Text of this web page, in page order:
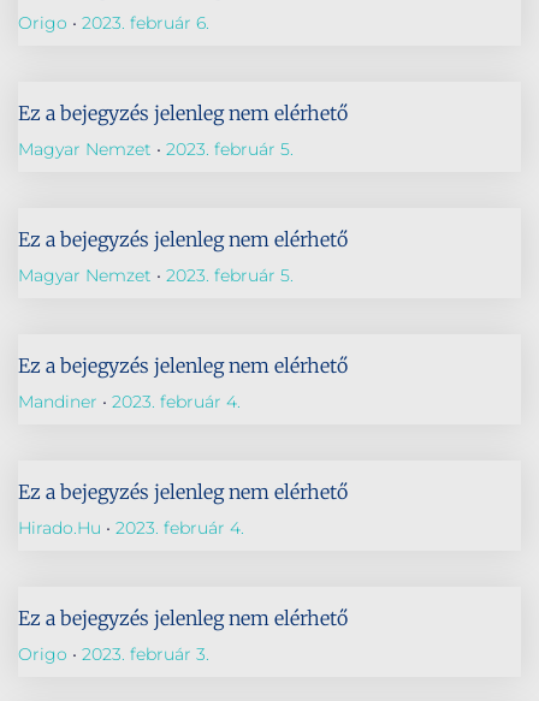
Origo 2023. február 6.
Ez a bejegyzés jelenleg nem elérhető
Magyar Nemzet 2023. február 5.
Ez a bejegyzés jelenleg nem elérhető
Magyar Nemzet 2023. február 5.
Ez a bejegyzés jelenleg nem elérhető
Mandiner 2023. február 4.
Ez a bejegyzés jelenleg nem elérhető
Hirado.hu 2023. február 4.
Ez a bejegyzés jelenleg nem elérhető
Origo 2023. február 3.